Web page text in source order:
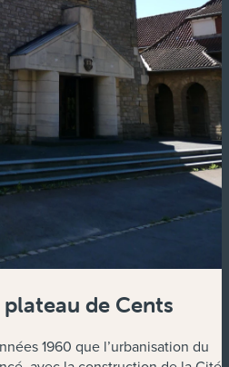
de Cents
1960 que l’urbanisation du